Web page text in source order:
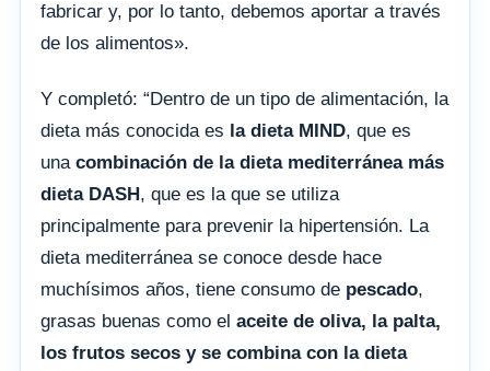
fabricar y, por lo tanto, debemos aportar a través
de los alimentos».
Y completó: “Dentro de un tipo de alimentación, la
dieta más conocida es la dieta MIND, que es
una combinación de la dieta mediterránea más
dieta DASH, que es la que se utiliza
principalmente para prevenir la hipertensión. La
dieta mediterránea se conoce desde hace
muchísimos años, tiene consumo de pescado,
grasas buenas como el aceite de oliva, la palta,
los frutos secos y se combina con la dieta